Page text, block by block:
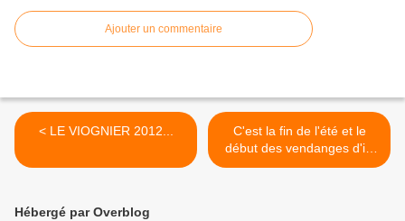
Ajouter un commentaire
< LE VIOGNIER 2012...
C'est la fin de l'été et le
début des vendanges d'ici
une semaine... >
Hébergé par Overblog